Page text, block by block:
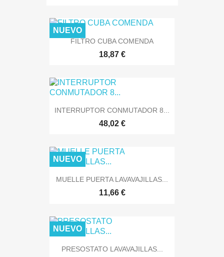
FILTRO CUBA COMENDA
18,87 €
NUEVO
INTERRUPTOR CONMUTADOR 8...
48,02 €
MUELLE PUERTA LAVAVAJILLAS...
11,66 €
NUEVO
PRESOSTATO LAVAVAJILLAS...
NUEVO